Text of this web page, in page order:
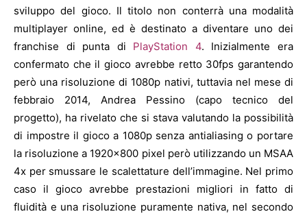
sviluppo del gioco. Il titolo non conterrà una modalità
multiplayer online, ed è destinato a diventare uno dei
franchise di punta di PlayStation 4. Inizialmente era
confermato che il gioco avrebbe retto 30fps garantendo
però una risoluzione di 1080p nativi, tuttavia nel mese di
febbraio 2014, Andrea Pessino (capo tecnico del
progetto), ha rivelato che si stava valutando la possibilità
di impostre il gioco a 1080p senza antialiasing o portare
la risoluzione a 1920×800 pixel però utilizzando un MSAA
4x per smussare le scalettature dell’immagine. Nel primo
caso il gioco avrebbe prestazioni migliori in fatto di
fluidità e una risoluzione puramente nativa, nel secondo